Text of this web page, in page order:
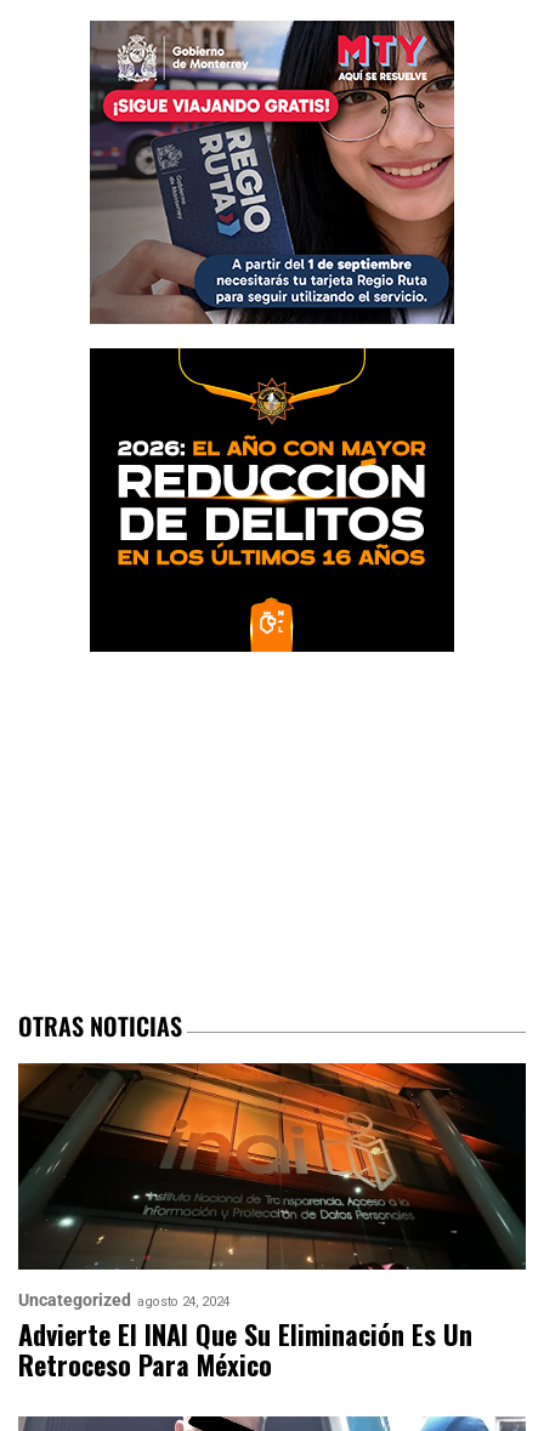
OTRAS NOTICIAS
Uncategorized agosto 24, 2024
Advierte El INAI Que Su Eliminación Es Un
Retroceso Para México